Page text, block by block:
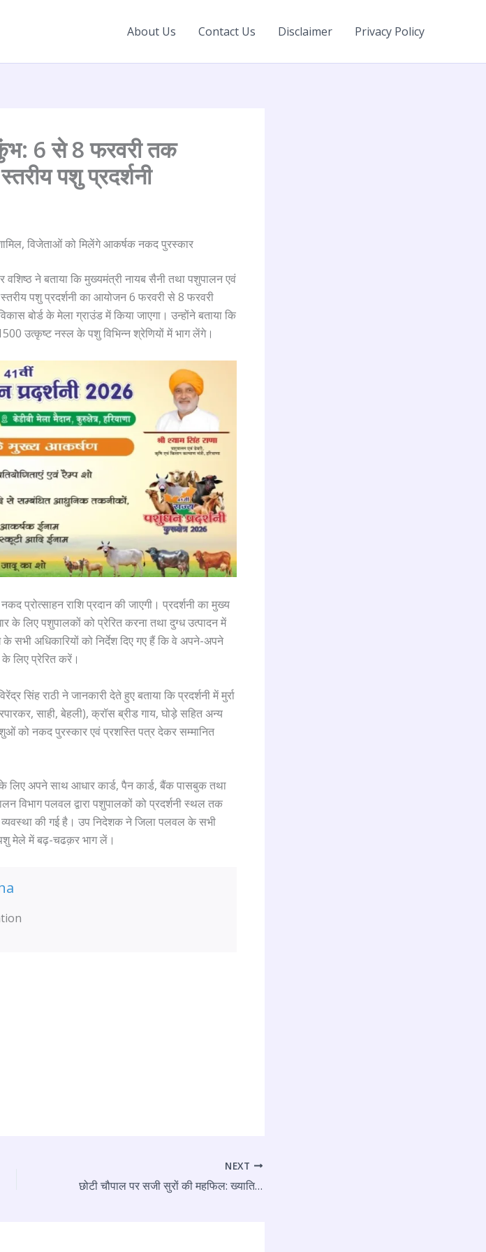
About Us Contact Us Disclaimer Privacy Policy
6 से 8 फरवरी तक
पशु प्रदर्शनी
विजेताओं को मिलेंगे आकर्षक नकद पुरस्कार
ने बताया कि मुख्यमंत्री नायब सैनी तथा पशुपालन एवं
स्तरीय पशु प्रदर्शनी का आयोजन 6 फरवरी से 8 फरवरी
बोर्ड के मेला ग्राउंड में किया जाएगा। उन्होंने बताया कि
उत्कृष्ट नस्ल के पशु विभिन्न श्रेणियों में भाग लेंगे।
प्रोत्साहन राशि प्रदान की जाएगी। प्रदर्शनी का मुख्य
लिए पशुपालकों को प्रेरित करना तथा दुग्ध उत्पादन में
सभी अधिकारियों को निर्देश दिए गए हैं कि वे अपने-अपने
लिए प्रेरित करें।
सिंह राठी ने जानकारी देते हुए बताया कि प्रदर्शनी में मुर्रा
साही, बेहली), क्रॉस ब्रीड गाय, घोड़े सहित अन्य
को नकद पुरस्कार एवं प्रशस्ति पत्र देकर सम्मानित
लिए अपने साथ आधार कार्ड, पैन कार्ड, बैंक पासबुक तथा
विभाग पलवल द्वारा पशुपालकों को प्रदर्शनी स्थल तक
व्यवस्था की गई है। उप निदेशक ने जिला पलवल के सभी
मेले में बढ़-चढक़र भाग लें।
NEXT
छोटी चौपाल पर सजी सुरों की महफिल: ख्याति प्राप्त कलाकारों की प्रस्तुतियों पर जमकर थिरके पर्यटक